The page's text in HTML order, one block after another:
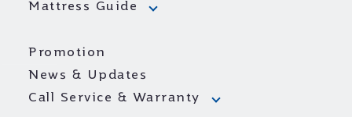
Mattress Guide
Promotion
News & Updates
Call Service & Warranty